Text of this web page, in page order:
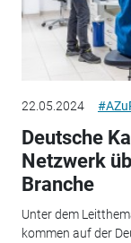
22.05.2024
Deutsche
Netzwerk
Branche
Unter dem
kommen auf der